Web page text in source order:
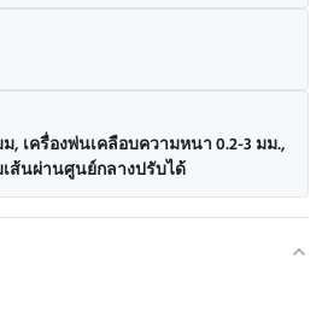
,เครื่องพ่นเคลือบความหนา 0.2-3 มม.,
ส้นผ่านศูนย์กลางปรับได้